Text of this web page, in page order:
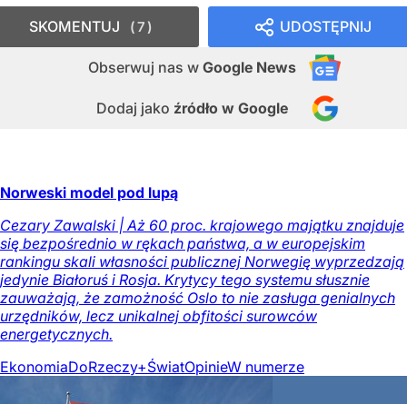
UDOSTĘPNIJ
Obserwuj nas w Google News
Dodaj jako źródło w Google
SKOMENTUJ 7
Norweski model pod lupą
Cezary Zawalski | Aż 60 proc. krajowego majątku znajduje
się bezpośrednio w rękach państwa, a w europejskim
rankingu skali własności publicznej Norwegię wyprzedzają
jedynie Białoruś i Rosja. Krytycy tego systemu słusznie
zauważają, że zamożność Oslo to nie zasługa genialnych
urzędników, lecz unikalnej obfitości surowców
energetycznych.
EkonomiaDoRzeczy+ŚwiatOpinieW numerze